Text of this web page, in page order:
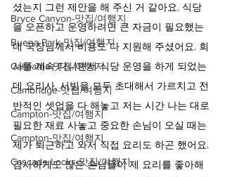
Bryce Canyon-맛집/여행지
Buena Park-맛집/여행지
Calipatria-맛집/여행지
Cambridge-맛집/여행지
Campton-맛집/여행지
Campton-맛집/여행지
Cascade Locks-맛집/여행지
셨는지 그런 제안을 해 주신 거 같아요. 식당
을 오픈하고 운영하려면 큰 자금이 필요했는
데 국장님께서 비용도 다 지원해 주셨어요. 회
사를 계속 다니면서 식당 운영을 하게 되었는
데 요리사, 서빙을 모두 초대해서 가르치고 전
반적인 셋업을 다 해놓고 저는 시간 나는 대로
필요한 재료 사놓고 중요한 손님이 오실 때는
제가 퇴근하고 와서 직접 요리도 하곤 했어요.
감사하게도 많은 손님들이 제 요리를 좋아해